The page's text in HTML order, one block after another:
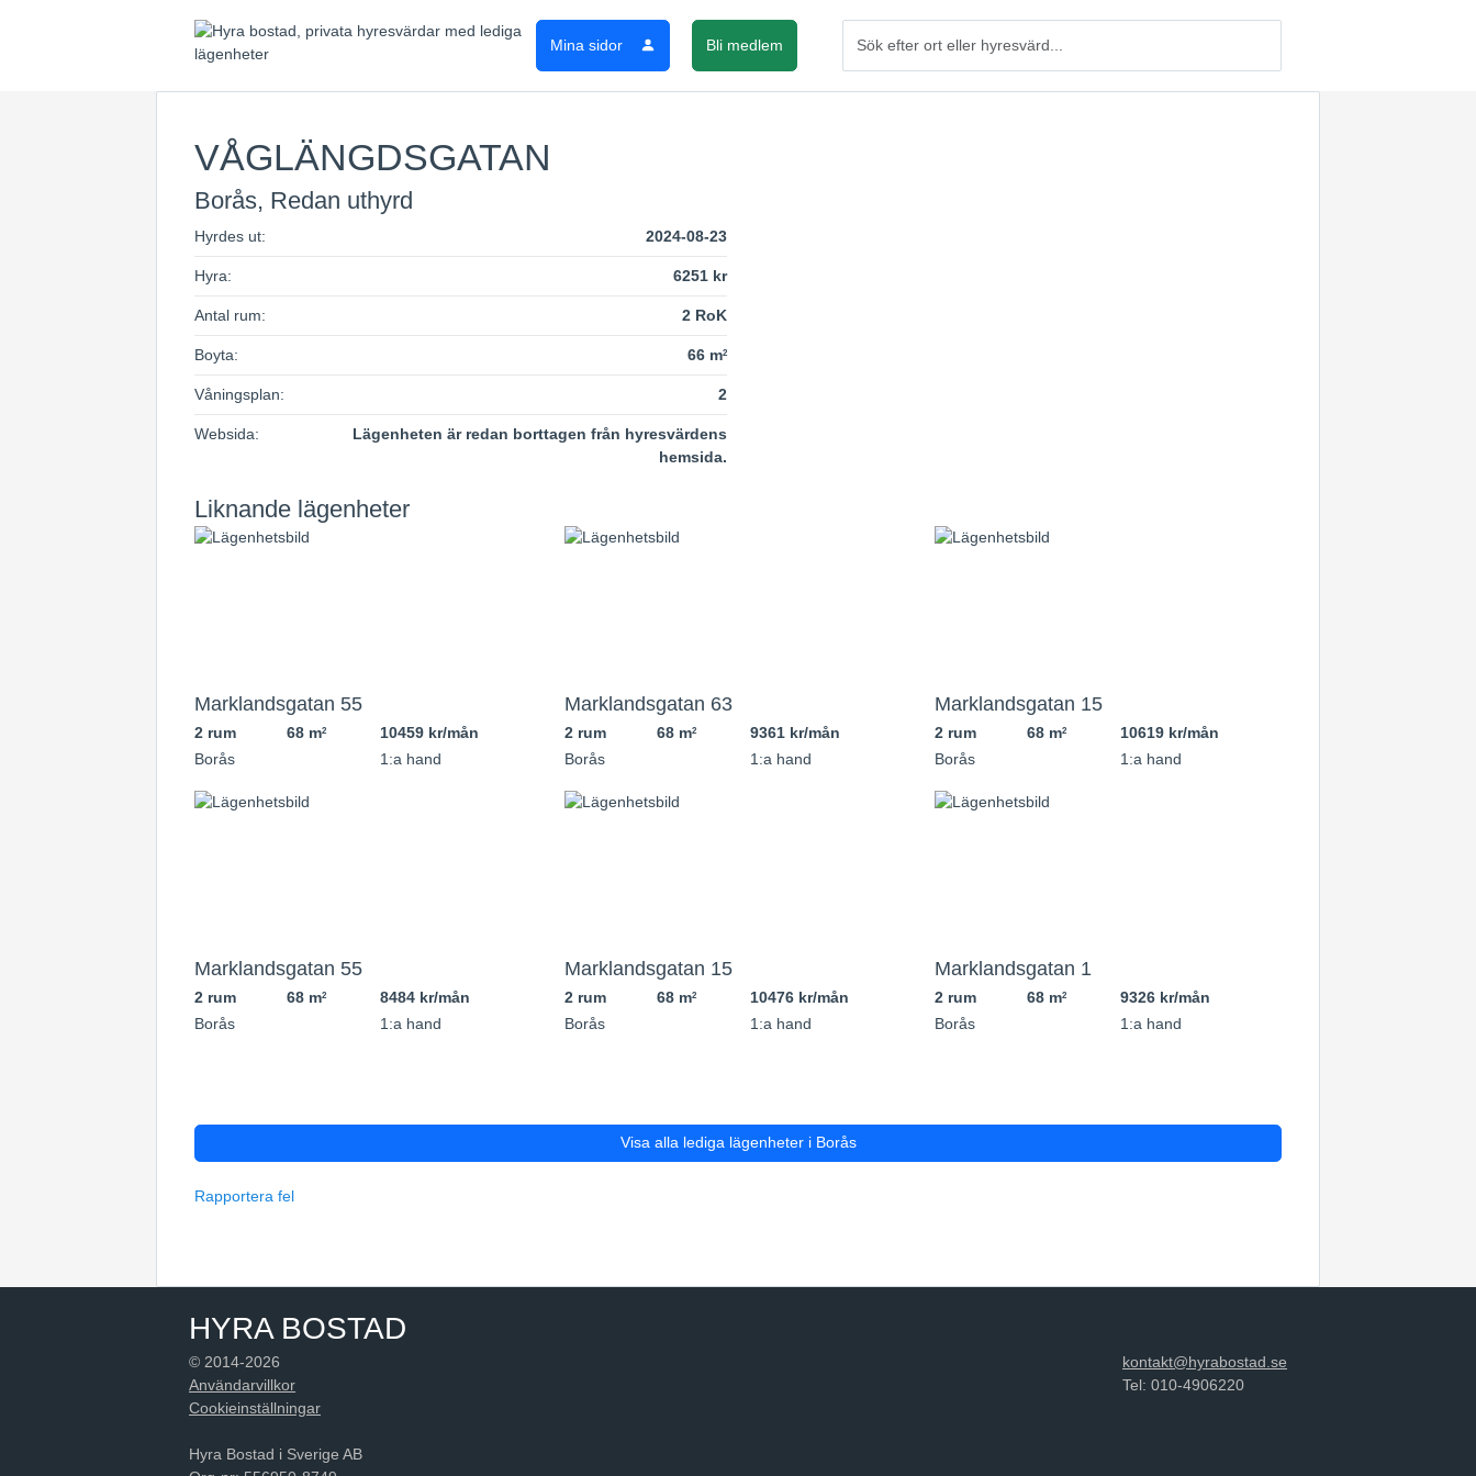
Mina sidor Bli medlem
VÅGLÄNGDSGATAN
Borås, Redan uthyrd
Hyrdes ut: 2024-08-23
Hyra: 6251 kr
Antal rum: 2 RoK
Boyta: 66 m2
Våningsplan: 2
Websida:
Lägenheten är redan borttagen från hyresvärdens
hemsida.
Liknande lägenheter
Marklandsgatan 55
2 rum 68 m2
10459 kr/mån
Borås
1:a hand
Marklandsgatan 63
2 rum 68 m2
9361 kr/mån
Borås
1:a hand
Marklandsgatan 15
2 rum 68 m2
10619 kr/mån
Borås
1:a hand
Marklandsgatan 55
2 rum 68 m2
8484 kr/mån
Borås
1:a hand
Marklandsgatan 15
2 rum 68 m2
10476 kr/mån
Borås
1:a hand
Marklandsgatan 1
2 rum 68 m2
9326 kr/mån
Borås
1:a hand
Visa alla lediga lägenheter i Borås
Rapportera fel
HYRA BOSTAD
kontakt@hyrabostad.se
Tel: 010-4906220
© 2014-2026
Användarvillkor
Cookieinställningar
Hyra Bostad i Sverige AB